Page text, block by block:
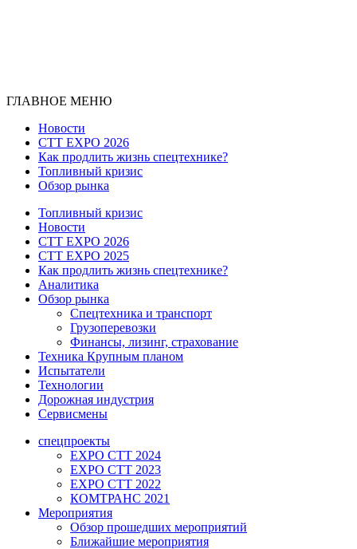
ГЛАВНОЕ МЕНЮ
Новости
CTT EXPO 2026
Как продлить жизнь спецтехнике?
Топливный кризис
Обзор рынка
Топливный кризис
Новости
CTT EXPO 2026
CTT EXPO 2025
Как продлить жизнь спецтехнике?
Аналитика
Обзор рынка
Спецтехника и транспорт
Грузоперевозки
Финансы, лизинг, страхование
Техника Крупным планом
Испытатели
Технологии
Дорожная индустрия
Сервисмены
спецпроекты
EXPO CTT 2024
EXPO CTT 2023
EXPO CTT 2022
КОМТРАНС 2021
Мероприятия
Обзор прошедших мероприятий
Ближайшие мероприятия